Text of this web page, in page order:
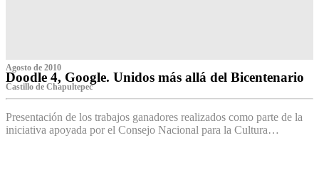
Agosto de 2010
Doodle 4, Google. Unidos más allá del Bicentenario
Castillo de Chapultepec
Presentación de los trabajos ganadores realizados como parte de la
iniciativa apoyada por el Consejo Nacional para la Cultura…